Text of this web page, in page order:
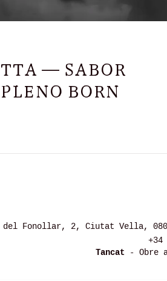
— SABOR
BORN
del Fonollar, 2, Ciutat Vella,
+34
Tancat - Obre